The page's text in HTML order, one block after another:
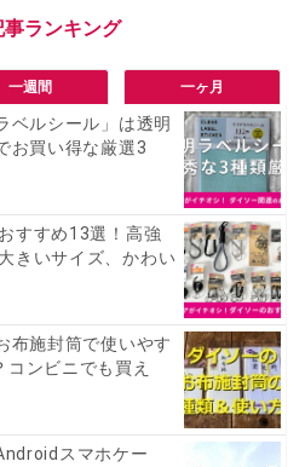
一週間 一ヶ月
ベルシール」は透明
お買い得な厳選3
すすめ13選！高強
きいサイズ、かわい
布施封筒で使いやす
ンビニでも買え
スマホケー